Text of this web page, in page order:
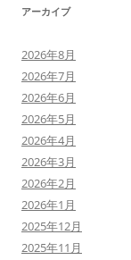
アーカイブ
2026年8月
2026年7月
2026年6月
2026年5月
2026年4月
2026年3月
2026年2月
2026年1月
2025年12月
2025年11月